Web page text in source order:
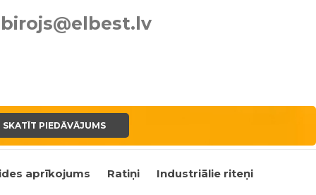
SKATĪT PIEDĀVĀJUMS
aprīkojums Ratiņi Industriālie riteņi